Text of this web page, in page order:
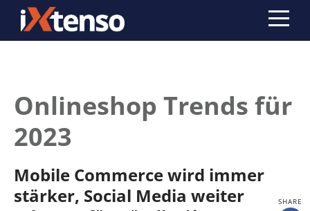
Onlineshop Trends für
2023
Mobile Commerce wird immer
stärker, Social Media weiter